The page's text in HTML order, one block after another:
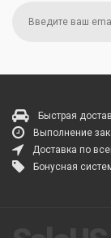
Быстрая
Выполнение
Доставка по
Бонусная